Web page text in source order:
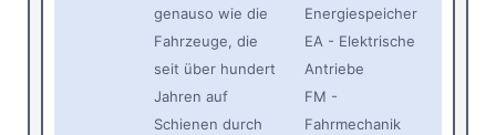
genauso wie die
Fahrzeuge, die
seit über hundert
Jahren auf
Schienen durch
Energiespeicher
EA - Elektrische
Antriebe
FM -
Fahrmechanik